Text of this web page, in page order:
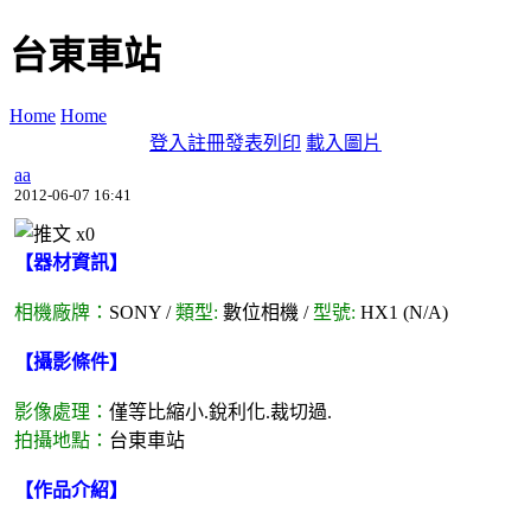
台東車站
Home Home
登入註冊發表列印 載入圖片
aa
2012-06-07 16:41
x0
【器材資訊】
相機廠牌： SONY /類型: 數位相機 / 型號: HX1 (N/A)
【攝影條件】
影像處理： 僅等比縮小.銳利化.裁切過.
拍攝地點： 台東車站
【作品介紹】